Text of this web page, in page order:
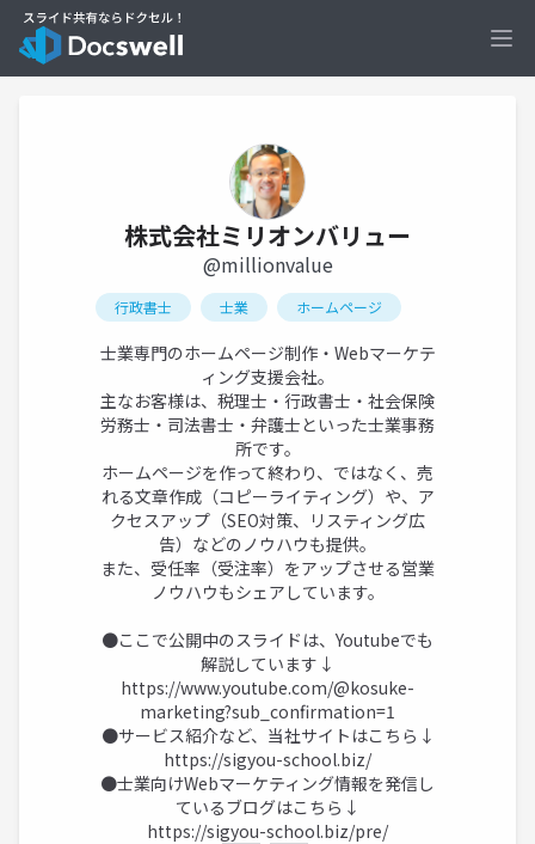
株式会社ミリオンバリュー
@millionvalue
行政書士 士業 ホームページ
士業専門のホームページ制作・Webマーケテ
ィング支援会社。
主なお客様は、税理士・行政書士・社会保険
労務士・司法書士・弁護士といった士業事務
所です。
ホームページを作って終わり、ではなく、売
れる文章作成（コピーライティング）や、ア
クセスアップ（SEO対策、リスティング広
告）などのノウハウも提供。
また、受任率（受注率）をアップさせる営業
ノウハウもシェアしています。
●ここで公開中のスライドは、Youtubeでも
解説しています↓
https://www.youtube.com/@kosuke-
marketing?sub_confirmation=1
●サービス紹介など、当社サイトはこちら↓
https://sigyou-school.biz/
●士業向けWebマーケティング情報を発信し
ているブログはこちら↓
https://sigyou-school.biz/pre/